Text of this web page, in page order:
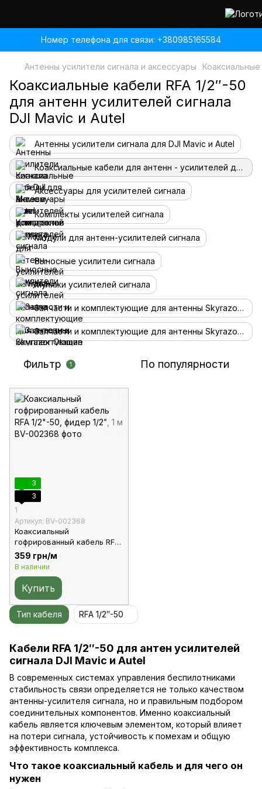
Номер телефона для связи: +380985165584
Антенны усилители сигнала и аксессуары
Коаксиальные кабели RFA 1/2″-50
для антенн усилителей сигнала
DJI Mavic и Autel
Антенны усилители сигнала для DJI Mavic и Autel
Коаксиальные кабели для антенн - усилителей для дронов
Аксессуары для усилителей сигнала
Комплекты усилителей сигнала
Модули для антенн-усилителей сигнала
Выносные усилители сигнала
Муляжи усилителей сигнала
Запчасти и комплектующие для антенны Skyrazor Otaman
Запчасти и комплектующие для антенны Skyrazor Varta
Фильтр 1 По популярности
3
3
1
Артикул: BV-002368
Коаксиальный
гофрированный кабель RFA
1/2"-50, фидер 1/2", 1 м
359 грн/м
В наличии
Купить
Кабели RFA 1/2″-50 для антен усилителей
сигнала DJI Mavic и Autel
В современных системах управления беспилотниками
стабильность связи определяется не только качеством
антенны-усилителя сигнала, но и правильным подбором
соединительных компонентов. Именно коаксиальный
кабель является ключевым элементом, который влияет
на потери сигнала, устойчивость к помехам и общую
эффективность комплекса.
Что такое коаксиальный кабель и для чего он
нужен
Тип кабеля RFA 1/2″-50